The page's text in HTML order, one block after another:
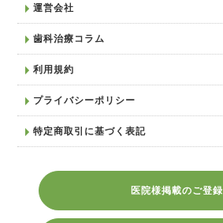
運営会社
歯科治療コラム
利用規約
プライバシーポリシー
特定商取引に基づく表記
医院様掲載のご登録